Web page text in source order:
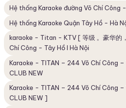
Hệ thống Karaoke đường Võ Chí Công
Hệ thống Karaoke Quận Tây Hồ - Hà
karaoke - Titan - KTV [ 等级 。豪华的
Chí Công - Tây Hồ I Hà Nội
Karaoke - TITAN – 244 Võ Chí Công
CLUB NEW
Karaoke - TITAN – 244 Võ Chí Công –
CLUB NEW ]